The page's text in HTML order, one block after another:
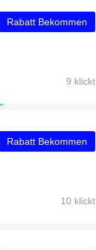
Rabatt Bekommen
9 klickt
Rabatt Bekommen
10 klickt